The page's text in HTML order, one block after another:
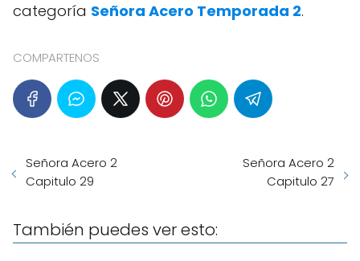
categoría Señora Acero Temporada 2.
COMPARTENOS
Señora Acero 2
Capitulo 29
Señora Acero 2
Capitulo 27
También puedes ver esto: